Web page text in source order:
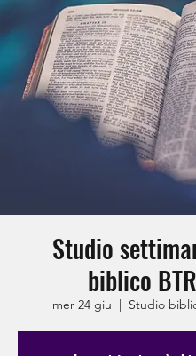
Studio
biblico BTR
mer 24 giu
  |
Studio